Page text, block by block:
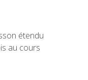
étendu
au cours